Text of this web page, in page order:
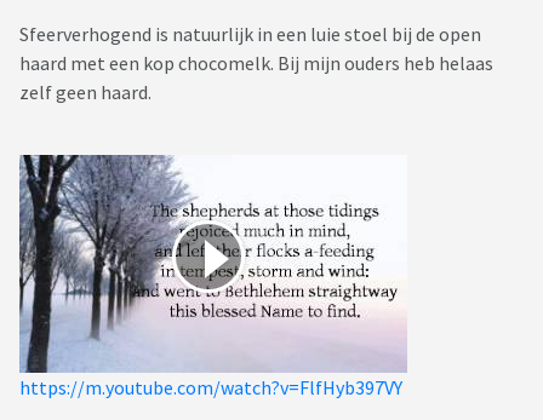
Sfeerverhogend is natuurlijk in een luie stoel bij de open
haard met een kop chocomelk. Bij mijn ouders heb helaas
zelf geen haard.
https://m.youtube.com/watch?v=FlfHyb397VY